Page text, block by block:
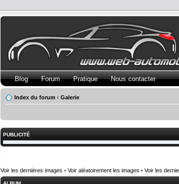
Blog Forum Pratique Nous contacter
Index du forum ‹ Galerie
PUBLICITÉ
Voir les dernières images • Voir aléatoirement les images • Voir les